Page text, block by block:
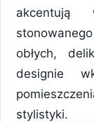
obłych,
designie
stylistyki.